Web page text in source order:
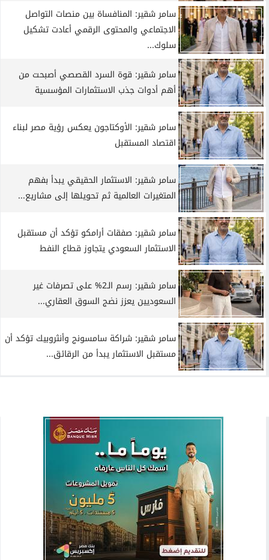
سامر شقير: المنافساة بين منصات التواصل
الاجتماعي والمحتوى الرقمي أعادت تشكيل
سلوك...
سامر شقير: قوة السرد القصصي أصبحت من
أهم أدوات جذب الاستثمارات المؤسسية
سامر شقير: الأوكتاجون يعكس رؤية مصر لبناء
اقتصاد المستقبل
سامر شقير: الاستثمار الحقيقي يبدأ بفهم
المتغيرات العالمية ثم تحويلها إلى مشاريع...
سامر شقير: صفقات أرامكو تؤكد أن مستقبل
الاستثمار السعودي يتجاوز قطاع النفط
سامر شقير: رسم الـ2% على تصرفات غير
السعوديين يعزز نضج السوق العقاري...
سامر شقير: شراكة سامسونج وأنثروبيك تؤكد أن
مستقبل الاستثمار يبدأ من الرقائق...